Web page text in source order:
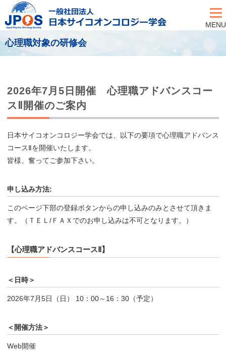
MENU
心理職対象の研修会
2026年7月5日開催 心理職アドバンスコー
スⅡ開催のご案内
日本サイコオンコロジー学会では、以下の要項で心理職アドバンス
コースⅡを開催いたします。
皆様、奮ってご参加下さい。
申し込み方法:
このページ下部の登録ボタンからの申し込みのみとさせて頂きま
す。（ＴＥＬ/ＦＡＸでのお申し込みは不可となります。）
【心理職アドバンスコースⅡ】
＜日時＞
2026年7月5日（日） 10：00～16：30（予定）
＜開催方法＞
Web開催